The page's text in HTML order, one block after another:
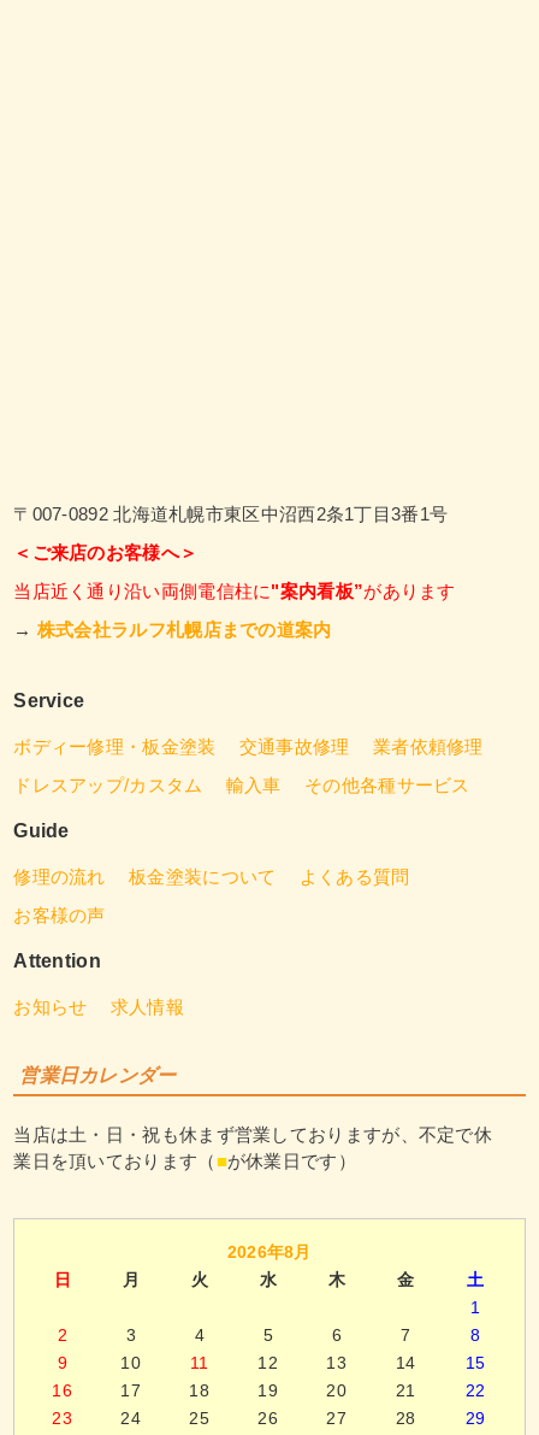
〒007-0892 北海道札幌市東区中沼西2条1丁目3番1号
＜ご来店のお客様へ＞
当店近く通り沿い両側電信柱に"案内看板”があります
→ 株式会社ラルフ札幌店までの道案内
Service
ボディー修理・板金塗装 交通事故修理
業者依頼修理
ドレスアップ/カスタム
輸入車 その他各種サービス
Guide
修理の流れ 板金塗装について
よくある質問
お客様の声
Attention
お知らせ 求人情報
営業日カレンダー
当店は土・日・祝も休まず営業しておりますが、不定で休
業日を頂いております（ ■が休業日です）
2026年8月
日
月 火 水 木 金
土
1
2
3 4 5 6 7
8
9
10 11 12 13 14
15
16
17 18 19 20 21
22
23
24 25 26 27 28
29